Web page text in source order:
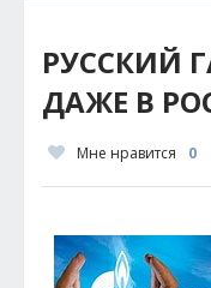
РУССКИЙ
ДАЖЕ В
Мне нравится 0